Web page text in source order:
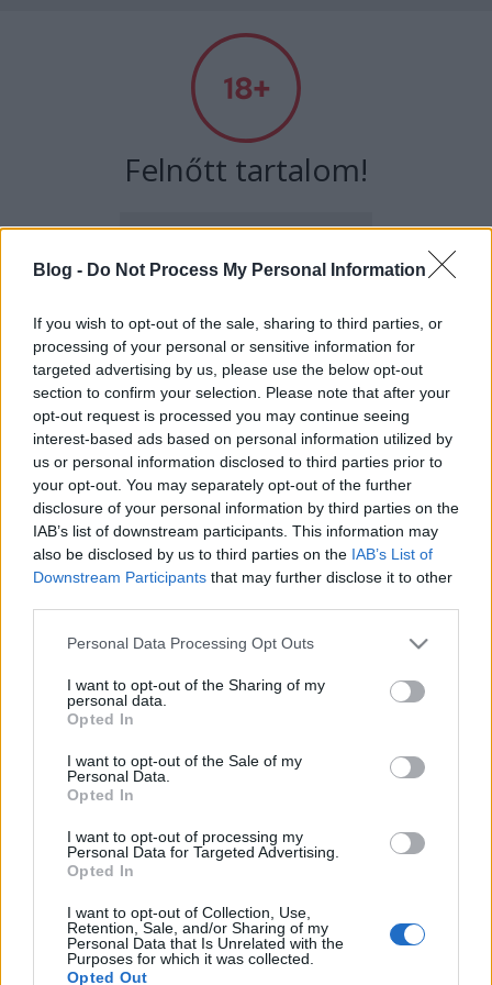
Blog - Do Not Process My Personal Information
If you wish to opt-out of the sale, sharing to third parties, or
processing of your personal or sensitive information for
targeted advertising by us, please use the below opt-out
section to confirm your selection. Please note that after your
opt-out request is processed you may continue seeing
interest-based ads based on personal information utilized by
us or personal information disclosed to third parties prior to
your opt-out. You may separately opt-out of the further
disclosure of your personal information by third parties on the
IAB’s list of downstream participants. This information may
also be disclosed by us to third parties on the IAB’s List of
Downstream Participants that may further disclose it to other
Please note that this website/app uses one or more Google
not limited to your visit or usage behaviour. You may click to
grant or deny consent to Google and its third-party tags to
use your data for below specified purposes in below Google
consent section.
Personal Data Processing Opt Outs
I want to opt-out of the Sharing of my
personal data.
Opted In
I want to opt-out of the Sale of my
Personal Data.
Opted In
I want to opt-out of processing my
Personal Data for Targeted Advertising.
Opted In
I want to opt-out of Collection, Use,
Retention, Sale, and/or Sharing of my
Personal Data that Is Unrelated with the
Purposes for which it was collected.
Opted Out
Felnőtt tartalom!
más is használja ezt a gépet
Ha felnőtt vagy, és szeretnéd, hogy az ilyen tartalmakhoz
kiskorú ne férhessen hozzá, használjszűrőprogramot.
A belépéssel elfogadod afelnőtt tartalmakat közvetítő
blogok megtekintési szabályaitis.
A világ legjobb viccei
Kultstáb 2021. június 01.
Orbán Viktor a bukása után azt kapta büntetésül,
hogy élete végéig egy kínai büfé konyhájában
kenyérszeleteket vajazzon, zsírozzon,
kenőmájasozzon egy lapos késsel és kizárólag annyi
pénze lehet, amennyit ezzel a munkával megkeres,
ráadásul élete végéig nem hagyhatja el a konyhát.
Hogy ez biztos így…
Sör a melegben
Orbán Viktor és pár kollégája elmennek egy távoli
országba, ahol még csak Magyarországról sem
igazán hallottak soha, nem hogy annak a
kénytelen ugyanúgy kolbászolni a piacon, mint a
többi, földi halandó. Már majdnem szomjan hal a
A magyar Nostradamus
Kultstáb •2019. április 06.
Nostradamus jóslatait sokan ismerik, vannak, akik